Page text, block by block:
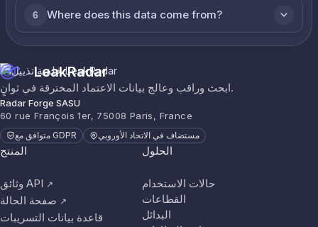
6 Where does this data come from?
LeakRadar
ابحث وراقب وعالج بيانات الاعتماد المخترقة في ثوانٍ.
Radar Forge SASU
60 rue François 1er, 75008 Paris, France
متوافق مع GDPR مستضاف في الاتحاد الأوروبي
المنتج
وثائق API ↗
صفحة الحالة ↗
قاعدة بيانات التسريبات
الحلول
حالات الاستخدام
القطاعات
البدائل